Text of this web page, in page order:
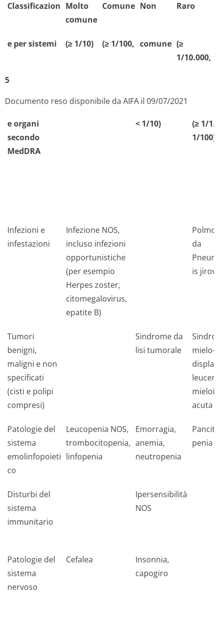
Classificazion Molto
comune
Comune Non Raro
e per sistemi (≥ 1/10) (≥ 1/100, comune (≥
1/10.000,
5
Documento reso disponibile da AIFA il 09/07/2021
e organi
secondo
MedDRA
< 1/10)
(≥ 1/
1/100)
Infezioni e
infestazioni
Infezione NOS,
incluso infezioni
opportunistiche
(per esempio
Herpes zoster,
citomegalovirus,
epatite B)
da
is
Tumori
benigni,
maligni e non
specificati
(cisti e polipi
compresi)
Sindrome da
lisi tumorale
mielo-
acuta
Patologie del
sistema
emolinfopoieti
co
Leucopenia NOS,
trombocitopenia,
linfopenia
Emorragia,
anemia,
neutropenia
penia
Disturbi del
sistema
immunitario
Ipersensibilità
NOS
Patologie del
sistema
nervoso
Cefalea
Insonnia,
capogiro